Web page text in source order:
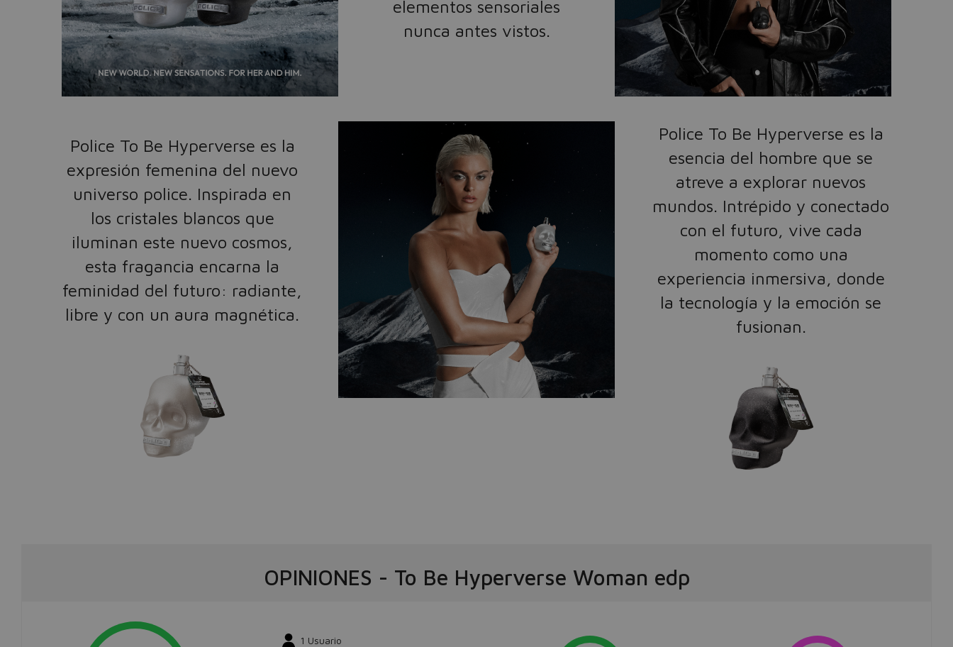
elementos sensoriales
nunca antes vistos.
Police To Be Hyperverse es la
expresión femenina del nuevo
universo police. Inspirada en
los cristales blancos que
iluminan este nuevo cosmos,
esta fragancia encarna la
feminidad del futuro: radiante,
libre y con un aura magnética.
Police To Be Hyperverse es la
esencia del hombre que se
atreve a explorar nuevos
mundos. Intrépido y conectado
con el futuro, vive cada
momento como una
experiencia inmersiva, donde
la tecnología y la emoción se
fusionan.
OPINIONES - To Be Hyperverse Woman edp
1 Usuario